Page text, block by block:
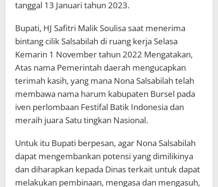
tanggal 13 Januari tahun 2023.
Bupati, HJ Safitri Malik Soulisa saat menerima
bintang cilik Salsabilah di ruang kerja Selasa
Kemarin 1 November tahun 2022 Mengatakan,
Atas nama Pemerintah daerah mengucapkan
terimah kasih, yang mana Nona Salsabilah telah
membawa nama harum kabupaten Bursel pada
iven perlombaan Festifal Batik Indonesia dan
meraih juara Satu tingkan Nasional.
Untuk itu Bupati berpesan, agar Nona Salsabilah
dapat mengembankan potensi yang dimilikinya
dan diharapkan kepada Dinas terkait untuk dapat
melakukan pembinaan, mengasa dan mengasuh,